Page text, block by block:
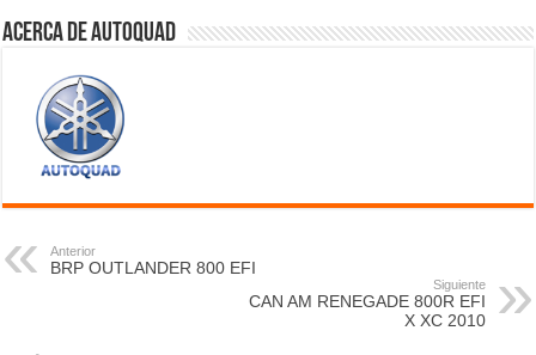
Acerca de autoquad
Anterior
BRP OUTLANDER 800 EFI
Siguiente
CAN AM RENEGADE 800R EFI
X XC 2010